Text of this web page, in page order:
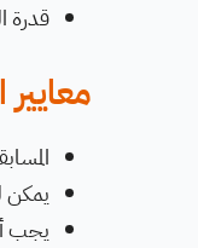
قدرة
يمكن
يجب